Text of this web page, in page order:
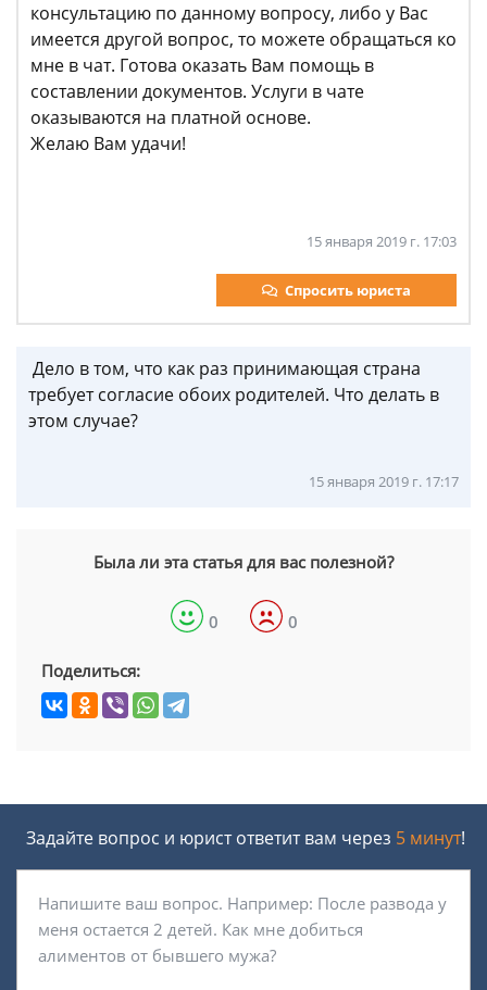
консультацию по данному вопросу, либо у Вас
имеется другой вопрос, то можете обращаться ко
мне в чат. Готова оказать Вам помощь в
составлении документов. Услуги в чате
оказываются на платной основе.
Желаю Вам удачи!
15 января 2019 г. 17:03
Спросить юриста
Дело в том, что как раз принимающая страна
требует согласие обоих родителей. Что делать в
этом случае?
15 января 2019 г. 17:17
Была ли эта статья для вас полезной?
0 0
Поделиться:
Задайте вопрос и юрист ответит вам через 5 минут!